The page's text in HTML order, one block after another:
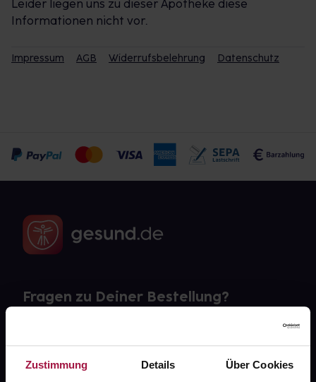
Zustimmung Details Über Cookies
Leider liegen uns zu dieser Apotheke diese
Informationen nicht vor.
Impressum AGB Widerrufsbelehrung Datenschutz
Fragen zu Deiner Bestellung?
FAQ